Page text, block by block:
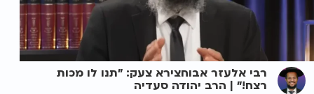
רבי אלעזר אבוחצירא צעק: "תנו לו מכות
רצח!" | הרב יהודה סעדיה